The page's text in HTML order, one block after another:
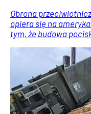
Obrona
opiera się na
tym, że budowa